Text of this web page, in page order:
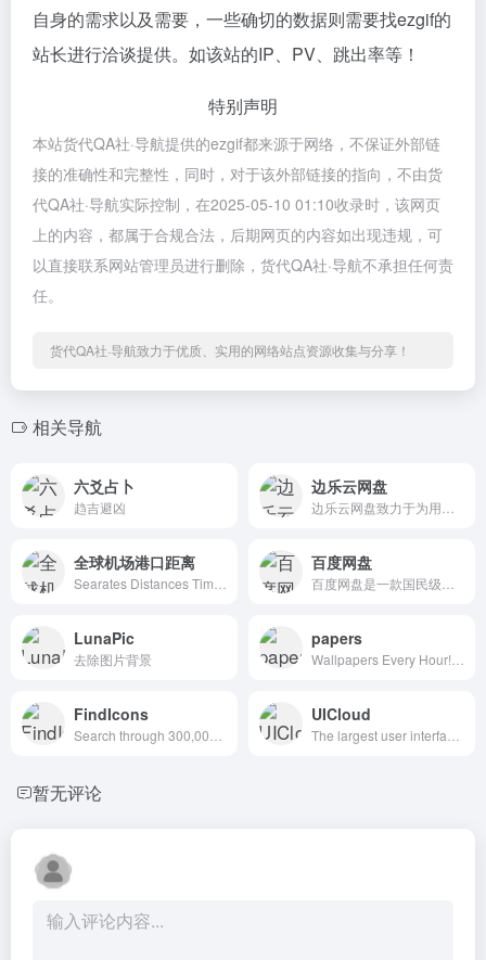
自身的需求以及需要，一些确切的数据则需要找ezgif的
站长进行洽谈提供。如该站的IP、PV、跳出率等！
特别声明
本站货代QA社·导航提供的ezgif都来源于网络，不保证外部链
接的准确性和完整性，同时，对于该外部链接的指向，不由货
代QA社·导航实际控制，在2025-05-10 01:10收录时，该网页
上的内容，都属于合规合法，后期网页的内容如出现违规，可
以直接联系网站管理员进行删除，货代QA社·导航不承担任何责
任。
货代QA社·导航致力于优质、实用的网络站点资源收集与分享！
相关导航
六爻占卜
趋吉避凶
边乐云网盘
全球机场港口距离 百度网盘
LunaPic
去除图片背景
papers
FindIcons UICloud
暂无评论